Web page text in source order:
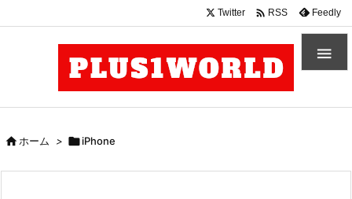

Twitter  RSS Feedly
ホーム > iPhone